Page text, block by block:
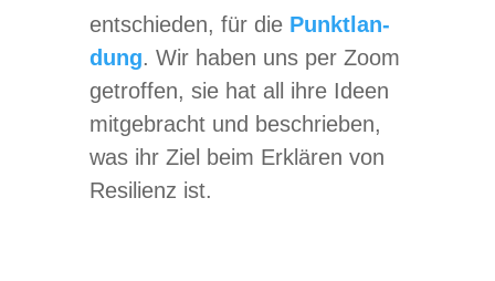
ent­schie­den, für die Punkt­lan­
dung. Wir haben uns per Zoom
getrof­fen, sie hat all ihre Ideen
mit­ge­bracht und beschrie­ben,
was ihr Ziel beim Erklä­ren von
Resi­li­enz ist.